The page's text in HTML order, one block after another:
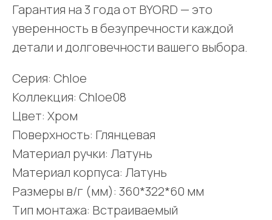
Гарантия на 3 года от BYORD — это
уверенность в безупречности каждой
детали и долговечности вашего выбора.
Серия: Chloe
Коллекция: Chloe08
Цвет: Хром
Поверхность: Глянцевая
Материал ручки: Латунь
Материал корпуса: Латунь
Размеры в/г (мм): 360*322*60 мм
Тип монтажа: Встраиваемый